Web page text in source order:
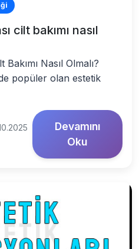
cilt bakımı nasıl
Nasıl Olmalı?
popüler olan estetik
Devamını
Oku